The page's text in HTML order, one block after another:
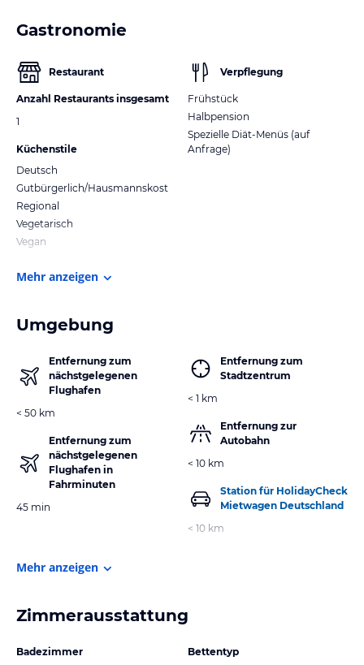
Gastronomie
Restaurant
Anzahl Restaurants insgesamt
1
Küchenstile
Deutsch
Gutbürgerlich/Hausmannskost
Regional
Vegetarisch
Vegan
Verpflegung
Frühstück
Halbpension
Spezielle Diät-Menüs (auf
Anfrage)
Mehr anzeigen
Umgebung
Entfernung zum
nächstgelegenen
Flughafen
< 50 km
Entfernung zum
nächstgelegenen
Flughafen in
Fahrminuten
45 min
Entfernung zum
Stadtzentrum
< 1 km
Entfernung zur
Autobahn
< 10 km
Station für HolidayCheck
Mietwagen Deutschland
< 10 km
Mehr anzeigen
Zimmerausstattung
Badezimmer
Bettentyp